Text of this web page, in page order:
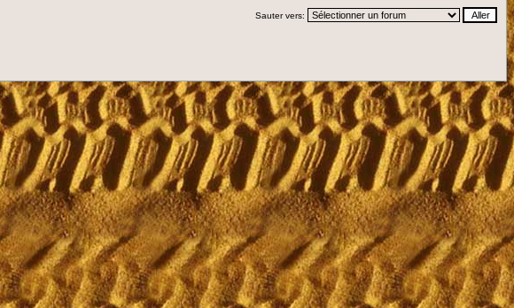
Sauter vers: